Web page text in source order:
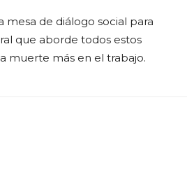
mesa de diálogo social para
que aborde todos estos
muerte más en el trabajo.